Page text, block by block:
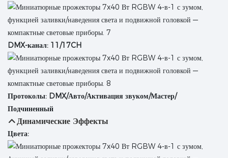
DMX-канал: 11/17CH
Протоколы: DMX/Авто/Активация звуком/Мастер/
Подчиненный
Динамические Эффекты
Цвета: